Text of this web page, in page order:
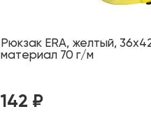
Рюкзак ERA, желтый,
материал 70 г/м
142 ₽